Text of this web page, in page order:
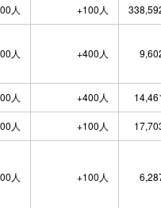
人 +100人
人 +400人
人 +400人
人 +100人
人 +100人